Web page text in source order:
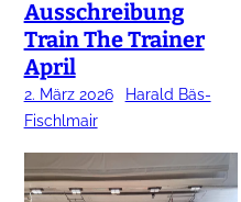
Ausschreibung
Train The Trainer
April
2. März 2026
Harald Bäs-
Fischlmair